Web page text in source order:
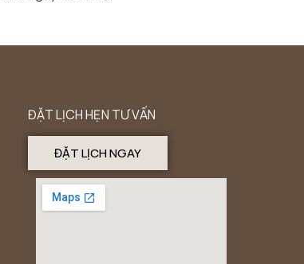
ĐẶT LỊCH HẸN TƯ VẤN
ĐẶT LỊCH NGAY